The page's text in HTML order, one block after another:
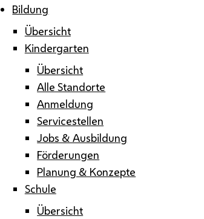
Bildung
Übersicht
Kindergarten
Übersicht
Alle Standorte
Anmeldung
Servicestellen
Jobs & Ausbildung
Förderungen
Planung & Konzepte
Schule
Übersicht